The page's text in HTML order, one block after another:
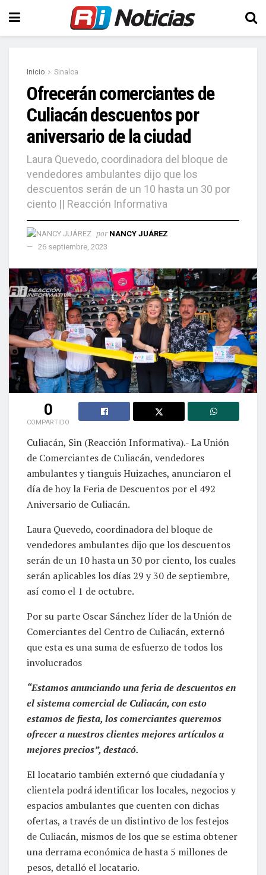
Inicio Sinaloa
Ofrecerán comerciantes de
Culiacán descuentos por
aniversario de la ciudad
Laura Quevedo, coordinadora del bloque de
vendedores ambulantes dijo que los
descuentos serán de un 10 hasta un 30 por
ciento || Reacción Informativa
por NANCY JUÁREZ
26 septiembre, 2023
0
COMPARTIDO
Culiacán, Sin (Reacción Informativa).- La Unión
de Comerciantes de Culiacán, vendedores
ambulantes y tianguis Huizaches, anunciaron el
día de hoy la Feria de Descuentos por el 492
Aniversario de Culiacán.
Laura Quevedo, coordinadora del bloque de
vendedores ambulantes dijo que los descuentos
serán de un 10 hasta un 30 por ciento, los cuales
serán aplicables los días 29 y 30 de septiembre,
así como el 1 de octubre.
Por su parte Oscar Sánchez líder de la Unión de
Comerciantes del Centro de Culiacán, externó
que esta es una suma de esfuerzo de todos los
involucrados
“Estamos anunciando una feria de descuentos en
el sistema comercial de Culiacán, con esto
estamos de fiesta, los comerciantes queremos
ofrecer a nuestros clientes mejores artículos a
mejores precios”, destacó.
El locatario también externó que ciudadanía y
clientela podrá identificar los locales, negocios y
espacios ambulantes que cuenten con dichas
ofertas, a través de un distintivo de los festejos
de Culiacán, mismos de los que se estima obtener
una derrama económica de hasta 5 millones de
pesos, detalló el locatario.